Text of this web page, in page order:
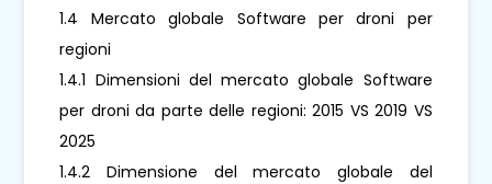
1.4 Mercato globale Software per droni per
regioni
1.4.1 Dimensioni del mercato globale Software
per droni da parte delle regioni: 2015 VS 2019 VS
2025
1.4.2 Dimensione del mercato globale del